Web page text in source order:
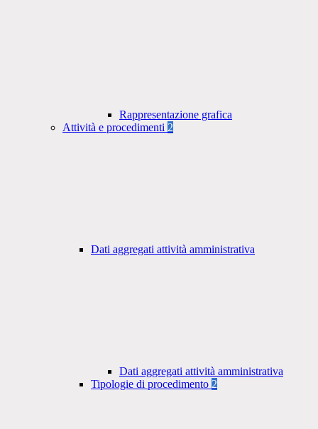
Rappresentazione grafica
Attività e procedimenti 2
Dati aggregati attività amministrativa
Dati aggregati attività amministrativa
Tipologie di procedimento 2